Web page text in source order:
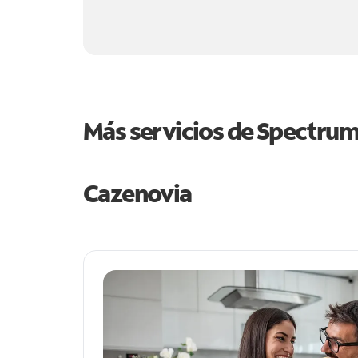
Más servicios de
Cazenovia